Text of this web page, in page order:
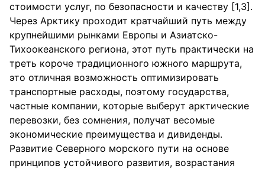
стоимости услуг, по безопасности и качеству [1,3].
Через Арктику проходит кратчайший путь между
крупнейшими рынками Европы и Азиатско-
Тихоокеанского региона, этот путь практически на
треть короче традиционного южного маршрута,
это отличная возможность оптимизировать
транспортные расходы, поэтому государства,
частные компании, которые выберут арктические
перевозки, без сомнения, получат весомые
экономические преимущества и дивиденды.
Развитие Северного морского пути на основе
принципов устойчивого развития, возрастания